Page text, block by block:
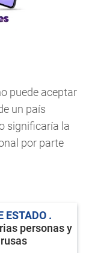
puede aceptar
un país
significaría la
por parte
ESTADO
personas y